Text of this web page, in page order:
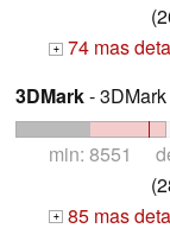
+ 74 mas
3DMark-
min: 8551
+ 85 mas